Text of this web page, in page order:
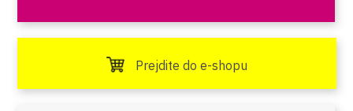
Prejdite do e-shopu